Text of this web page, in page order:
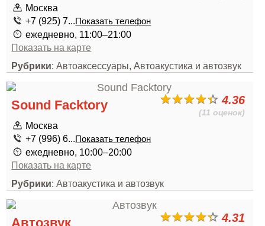
Москва
+7 (925) 7...Показать телефон
ежедневно, 11:00–21:00
Показать на карте
Рубрики: Автоаксессуары, Автоакустика и автозвук
4.36
(11 оценок)
Sound Facktory
Москва
+7 (996) 6...Показать телефон
ежедневно, 10:00–20:00
Показать на карте
Рубрики: Автоакустика и автозвук
4.31
Автозвук